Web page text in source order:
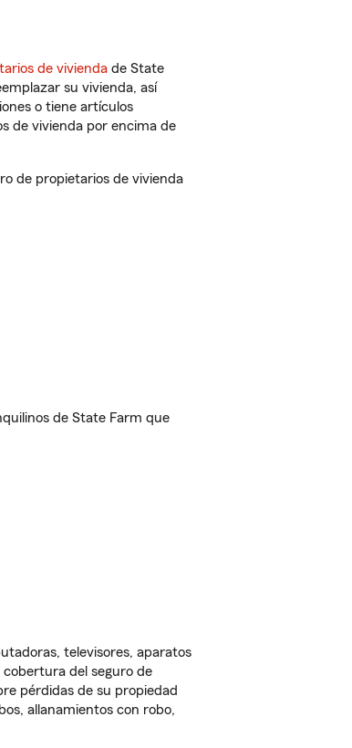
de vivienda de State
su vivienda, así
o tiene artículos
de vivienda por encima de
de propietarios de vivienda
de State Farm que
televisores, aparatos
del seguro de
pérdidas de su propiedad
allanamientos con robo,